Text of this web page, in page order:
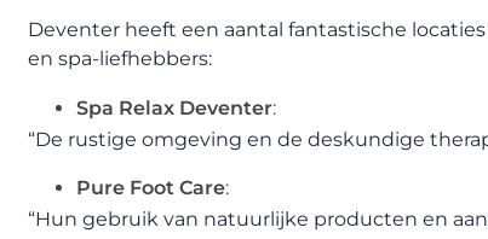
Deventer heeft een aantal fantastische
en spa-liefhebbers:
Spa Relax Deventer:
“De rustige omgeving en de deskundige
Pure Foot Care:
“Hun gebruik van natuurlijke producten en